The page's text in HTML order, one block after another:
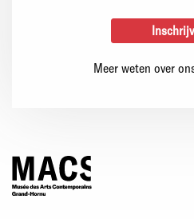
Meer weten over